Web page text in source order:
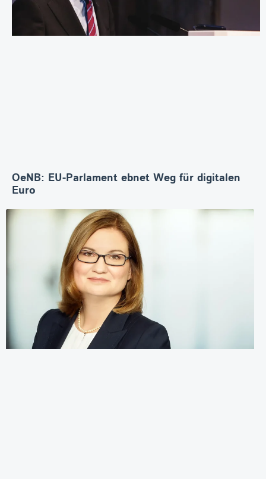
OeNB: EU-Parlament ebnet Weg für digitalen
Euro